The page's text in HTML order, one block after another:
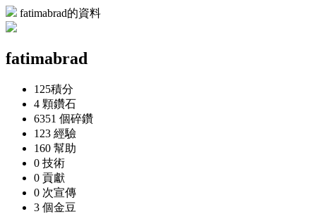
fatimabrad的資料
fatimabrad
125積分
4 顆鑽石
6351 個碎鑽
123 經驗
160 幫助
0 技術
0 貢獻
0 次宣傳
3 個金豆